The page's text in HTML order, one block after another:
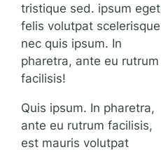
tristique sed. ipsum eget
felis volutpat scelerisque
nec quis ipsum. In
pharetra, ante eu rutrum
facilisis!
Quis ipsum. In pharetra,
ante eu rutrum facilisis,
est mauris volutpat